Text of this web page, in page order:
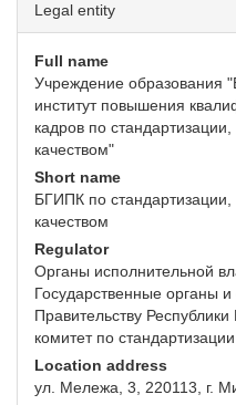
Legal entity
Full name
Учреждение образования
институт повышения
кадров по
качеством"
Short name
БГИПК по
качеством
Regulator
Органы исполнительной
Государственные органы
Правительству
комитет по
Location address
ул. Мележа, 3, 220113, г.